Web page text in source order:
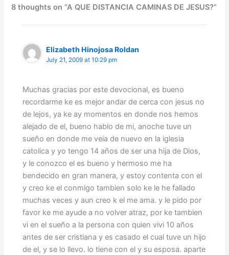
o
o
k
n p
p
m
8 thoughts on “A QUE DISTANCIA CAMINAS DE JESUS?”
Elizabeth Hinojosa Roldan
July 21, 2009 at 10:29 pm
Muchas gracias por este devocional, es bueno
recordarme ke es mejor andar de cerca con jesus no
de lejos, ya ke ay momentos en donde nos hemos
alejado de el, bueno hablo de mi, anoche tuve un
sueño en donde me veia de nuevo en la iglesia
catolica y yo tengo 14 años de ser una hija de Dios,
y le conozco el es bueno y hermoso me ha
bendecido en gran manera, y estoy contenta con el
y creo ke el conmigo tambien solo ke le he fallado
muchas veces y aun creo k el me ama. y le pido por
favor ke me ayude a no volver atraz, por ke tambien
vi en el sueño a la persona con quien vivi 10 años
antes de ser cristiana y es casado el cual tuve un hijo
de el, y se lo llevo. lo tiene con el y su esposa. aparte